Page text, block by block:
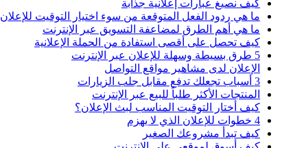
كيف نصيغ عبارات إعلانية جذابة
ما هي ردود الفعل المتوقعة من سوء اختيار التوقيت للإعلان
ما هي أهم الطرق لمضاعفة التسويق عبر الإنترنت
كيف تحصل على أقصى استفادة من الحملة الإعلانية
5 طرق بسيطة وسهلة للإعلان عبر الإنترنت
الإعلان لدى مشاهير مواقع التواصل
3 أسباب تجعلك تدفع مقابل جلب الزيارات
المنتجات الأكثر طلباً للبيع عبر الإنترنت
كيف أختار التوقيت المناسب لبث الإعلان؟
4 خطوات للإعلان الذي لا يهزم
كيف تبدأ مشروعك الصغير